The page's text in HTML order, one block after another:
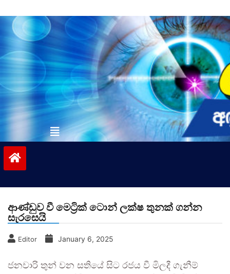
to
contentvinivida.lk
ආණ්ඩුව වී මෙට්‍රික් ටොන් ලක්ෂ තුනක් ගන්න
සැරසෙයි
Editor January 6, 2025
ජනවාරි තුන් වන සතියේ සිට රජය වී මිලදී ගැනීම්